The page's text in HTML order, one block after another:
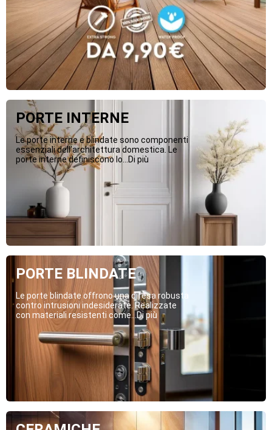
PORTE INTERNE
Le porte interne e blindate sono componenti
essenziali dell’architettura domestica. Le
porte interne definiscono lo...Di più
PORTE BLINDATE
Le porte blindate offrono una difesa robusta
contro intrusioni indesiderate. Realizzate
con materiali resistenti come...Di più